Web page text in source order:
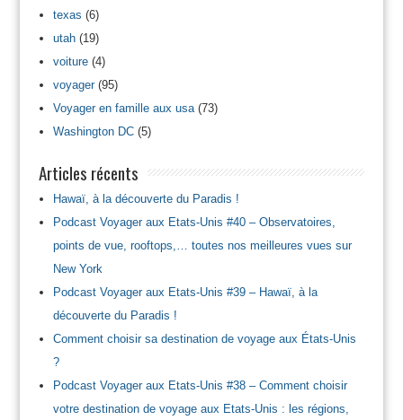
texas (6)
utah(19)
voiture(4)
voyager(95)
Voyager en famille aux usa(73)
Washington DC(5)
Articles récents
Hawaï, à la découverte du Paradis !
Podcast Voyager aux Etats-Unis #40 – Observatoires,
points de vue, rooftops,… toutes nos meilleures vues sur
New York
Podcast Voyager aux Etats-Unis #39 – Hawaï, à la
découverte du Paradis !
Comment choisir sa destination de voyage aux États-Unis
?
Podcast Voyager aux Etats-Unis #38 – Comment choisir
votre destination de voyage aux Etats-Unis : les régions,